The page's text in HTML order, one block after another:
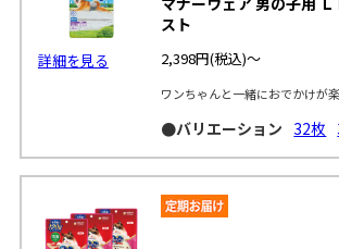
詳細を見る
スト
2,398円(税込)～
ワンちゃんと一緒におでかけが
●バリエーション 32枚